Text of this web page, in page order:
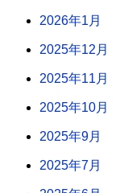
2026年1月
2025年12月
2025年11月
2025年10月
2025年9月
2025年7月